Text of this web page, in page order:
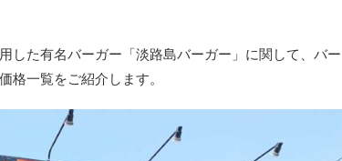
した有名バーガー「淡路島バーガー」に関して、バー
格一覧をご紹介します。